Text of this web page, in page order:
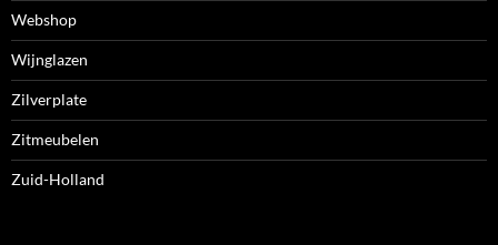
Webshop
Wijnglazen
Zilverplate
Zitmeubelen
Zuid-Holland